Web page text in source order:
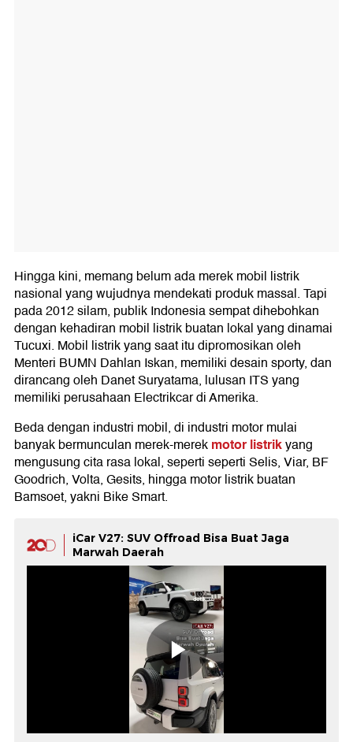
Hingga kini, memang belum ada merek mobil listrik
nasional yang wujudnya mendekati produk massal. Tapi
pada 2012 silam, publik Indonesia sempat dihebohkan
dengan kehadiran mobil listrik buatan lokal yang dinamai
Tucuxi. Mobil listrik yang saat itu dipromosikan oleh
Menteri BUMN Dahlan Iskan, memiliki desain sporty, dan
dirancang oleh Danet Suryatama, lulusan ITS yang
memiliki perusahaan Electrikcar di Amerika.
Beda dengan industri mobil, di industri motor mulai
banyak bermunculan merek-merekmotor listrikyang
mengusung cita rasa lokal, seperti seperti Selis, Viar, BF
Goodrich, Volta, Gesits, hingga motor listrik buatan
Bamsoet, yakni Bike Smart.
iCar V27: SUV Offroad Bisa Buat Jaga
Marwah Daerah